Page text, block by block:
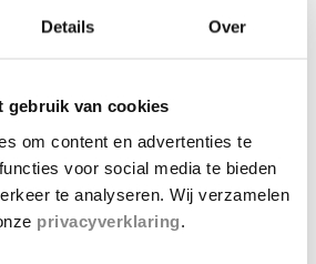
Details Over
gebruik van cookies
om content en advertenties te
voor social media te bieden
te analyseren. Wij verzamelen
privacyverklaring
dakbedekking
kiezen voor kunststof